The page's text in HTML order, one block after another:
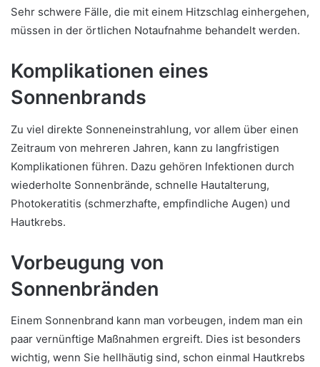
Sehr schwere Fälle, die mit einem Hitzschlag einhergehen,
müssen in der örtlichen Notaufnahme behandelt werden.
Komplikationen eines
Sonnenbrands
Zu viel direkte Sonneneinstrahlung, vor allem über einen
Zeitraum von mehreren Jahren, kann zu langfristigen
Komplikationen führen. Dazu gehören Infektionen durch
wiederholte Sonnenbrände, schnelle Hautalterung,
Photokeratitis (schmerzhafte, empfindliche Augen) und
Hautkrebs.
Vorbeugung von
Sonnenbränden
Einem Sonnenbrand kann man vorbeugen, indem man ein
paar vernünftige Maßnahmen ergreift. Dies ist besonders
wichtig, wenn Sie hellhäutig sind, schon einmal Hautkrebs